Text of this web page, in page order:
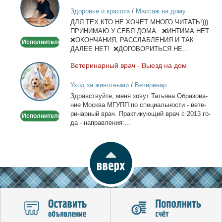
лица
и
тела
Исполнитель
Здоровье и красота/ Массаж на дому
ДЛЯ ТЕХ КТО НЕ ХОЧЕТ МНОГО ЧИТАТЬ!)))
ПРИНИМАЮ У СЕБЯ ДОМА. ❌ИНТИМА НЕТ
❌ОКОНЧАНИЯ, РАССЛАБЛЕНИЯ И ТАК
ДАЛЕЕ НЕТ! ❌ДОГОВОРИТЬСЯ НЕ...
Ветеринарный
врач
-
Выезд
дом
Исполнитель
Ве­те­ри­нар­ный врач - Вы­езд на дом
Уход за животными/ Ветеринар
Здрав­ствуй­те, ме­ня зо­вут Та­тья­на Об­ра­зо­ва­
ние Москва МГУПП по спе­ци­аль­но­сти - ве­те­
ри­нар­ный врач. Прак­ти­ку­ю­щий врач с 2013 го­
да - на­прав­ле­ния:...